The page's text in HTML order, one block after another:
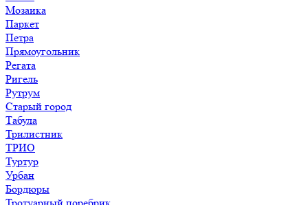
Мозаика
Паркет
Петра
Прямоугольник
Регата
Ригель
Рутрум
Старый город
Табула
Трилистник
ТРИО
Туртур
Урбан
Бордюры